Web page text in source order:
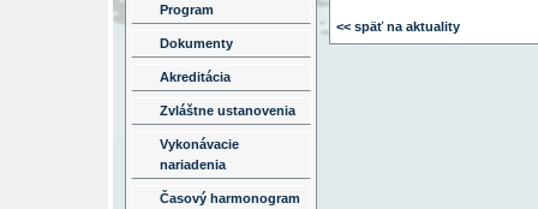
Program
Dokumenty
Akreditácia
Zvláštne ustanovenia
Vykonávacie
nariadenia
Časový harmonogram
<< späť na aktuality